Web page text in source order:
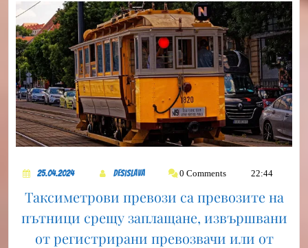
НА
ПЪТНИЦИ
25.04.2024 DesiSlava
DesiSlava
0 Comments 22:44
Таксиметрови превози са превозите на
пътници срещу заплащане, извършвани
от регистрирани превозвачи или от